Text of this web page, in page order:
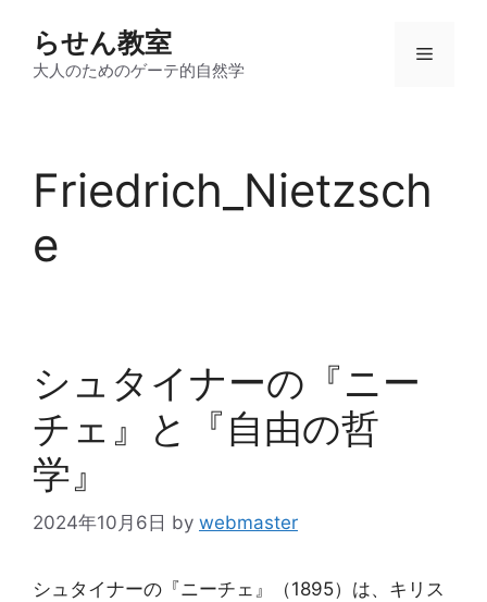
らせん教室
大人のためのゲーテ的自然学
メ
Friedrich_Nietzsch
e
シュタイナーの『ニー
チェ』と『自由の哲
学』
2024年10月6日 by webmaster
シュタイナーの『ニーチェ』（1895）は、キリス